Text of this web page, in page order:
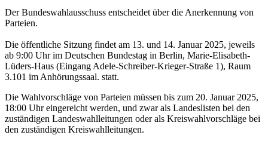
Der Bundeswahlausschuss entscheidet über die Anerkennung von
Parteien.
Die öffentliche Sitzung findet am 13. und 14. Januar 2025, jeweils
ab 9:00 Uhr im Deutschen Bundestag in Berlin, Marie-Elisabeth-
Lüders-Haus (Eingang Adele-Schreiber-Krieger-Straße 1), Raum
3.101 im Anhörungssaal. statt.
Die Wahlvorschläge von Parteien müssen bis zum 20. Januar 2025,
18:00 Uhr eingereicht werden, und zwar als Landeslisten bei den
zuständigen Landeswahlleitungen oder als Kreiswahlvorschläge bei
den zuständigen Kreiswahlleitungen.